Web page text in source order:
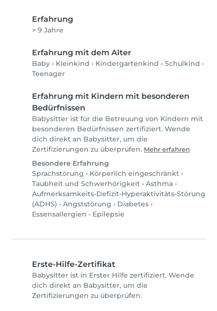
Erfahrung
> 9 Jahre
Erfahrung mit dem Alter
Baby • Kleinkind • Kindergartenkind • Schulkind •
Teenager
Erfahrung mit Kindern mit besonderen
Bedürfnissen
Babysitter ist für die Betreuung von Kindern mit
besonderen Bedürfnissen zertifiziert. Wende
dich direkt an Babysitter, um die
Zertifizierungen zu überprüfen. Mehr erfahren
Besondere Erfahrung
Sprachstörung • Körperlich eingeschränkt •
Taubheit und Schwerhörigkeit • Asthma •
Aufmerksamkeits-Defizit-Hyperaktivitäts-Störung
(ADHS) • Angststörung • Diabetes •
Essensallergien • Epilepsie
Erste-Hilfe-Zertifikat
Babysitter ist in Erster Hilfe zertifiziert. Wende
dich direkt an Babysitter, um die
Zertifizierungen zu überprüfen.